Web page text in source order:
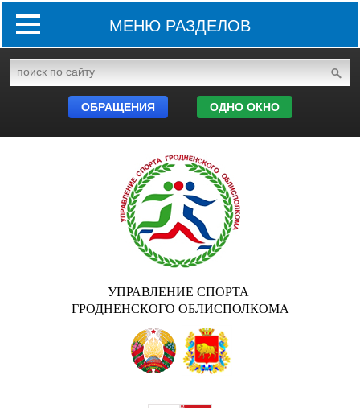
МЕНЮ РАЗДЕЛОВ
ОБРАЩЕНИЯ ОДНО ОКНО
УПРАВЛЕНИЕ СПОРТА
ГРОДНЕНСКОГО ОБЛИСПОЛКОМА